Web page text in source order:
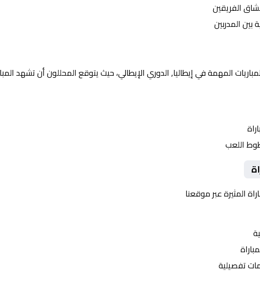
الفريقين
بين المدربين
المهمة في إيطاليا, الدوري الإيطالي، حيث يتوقع المحللون أن تشهد
اللعب
المثيرة عبر موقعنا
تفصيلية